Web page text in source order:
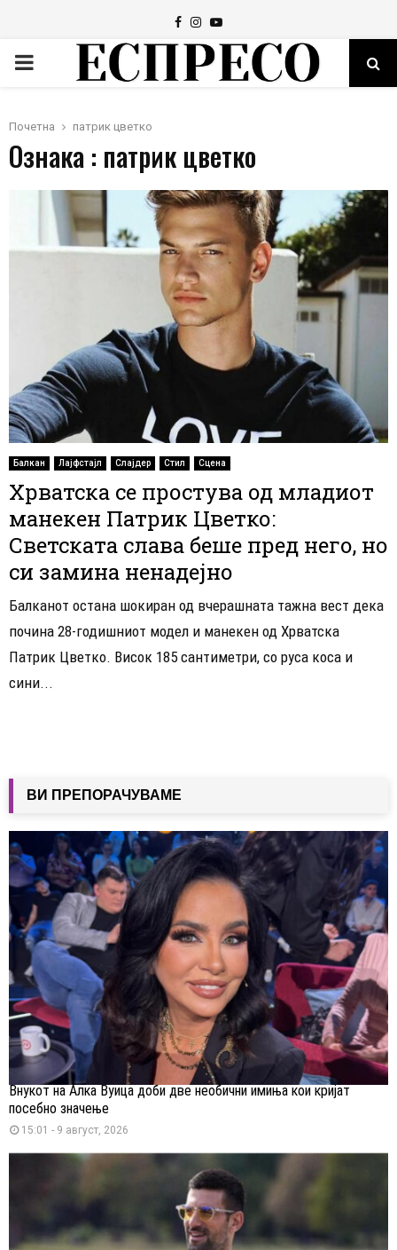
Facebook
Instagram
Youtube
PRIMARY
Почетна патрик цветко
Ознака : патрик цветко
Балкан Лајфстајл Слајдер Стил Сцена
Хрватска се простува од младиот
манекен Патрик Цветко:
Светската слава беше пред него, но
си замина ненадејно
Балканот остана шокиран од вчерашната тажна вест дека
почина 28-годишниот модел и манекен од Хрватска
Патрик Цветко. Висок 185 сантиметри, со руса коса и
сини...
ВИ ПРЕПОРАЧУВАМЕ
Внукот на Алка Вуица доби две необични имиња кои кријат
посебно значење
15:01 - 9 август, 2026